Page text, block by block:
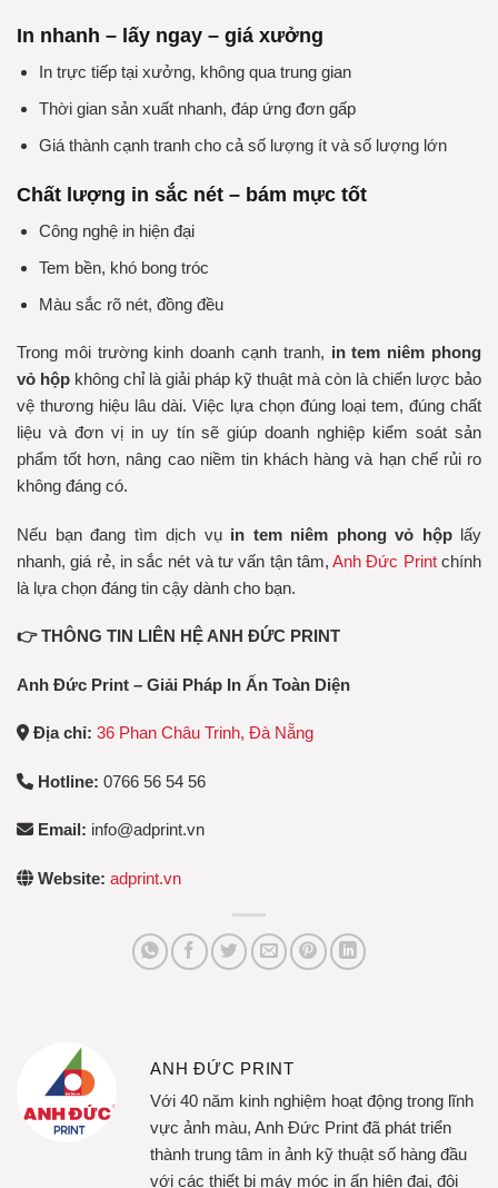
In nhanh – lấy ngay – giá xưởng
In trực tiếp tại xưởng, không qua trung gian
Thời gian sản xuất nhanh, đáp ứng đơn gấp
Giá thành cạnh tranh cho cả số lượng ít và số lượng lớn
Chất lượng in sắc nét – bám mực tốt
Công nghệ in hiện đại
Tem bền, khó bong tróc
Màu sắc rõ nét, đồng đều
Trong môi trường kinh doanh cạnh tranh, in tem niêm phong
vỏ hộp không chỉ là giải pháp kỹ thuật mà còn là chiến lược bảo
vệ thương hiệu lâu dài. Việc lựa chọn đúng loại tem, đúng chất
liệu và đơn vị in uy tín sẽ giúp doanh nghiệp kiểm soát sản
phẩm tốt hơn, nâng cao niềm tin khách hàng và hạn chế rủi ro
không đáng có.
Nếu bạn đang tìm dịch vụ in tem niêm phong vỏ hộplấy
nhanh, giá rẻ, in sắc nét và tư vấn tận tâm,Anh Đức Printchính
là lựa chọn đáng tin cậy dành cho bạn.
👉 THÔNG TIN LIÊN HỆ ANH ĐỨC PRINT
Anh Đức Print – Giải Pháp In Ấn Toàn Diện
Địa chỉ: 36 Phan Châu Trinh, Đà Nẵng
Hotline: 0766 56 54 56
Email: info@adprint.vn
Website: adprint.vn
ANH ĐỨC PRINT
Với 40 năm kinh nghiệm hoạt động trong lĩnh
vực ảnh màu, Anh Đức Print đã phát triển
thành trung tâm in ảnh kỹ thuật số hàng đầu
với các thiết bị máy móc in ấn hiện đại, đội